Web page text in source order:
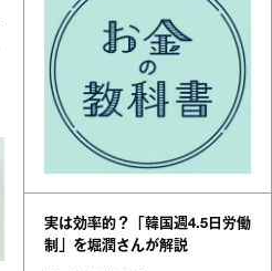
実は効率的？「韓国週4.5日労働
制」を堀潤さんが解説